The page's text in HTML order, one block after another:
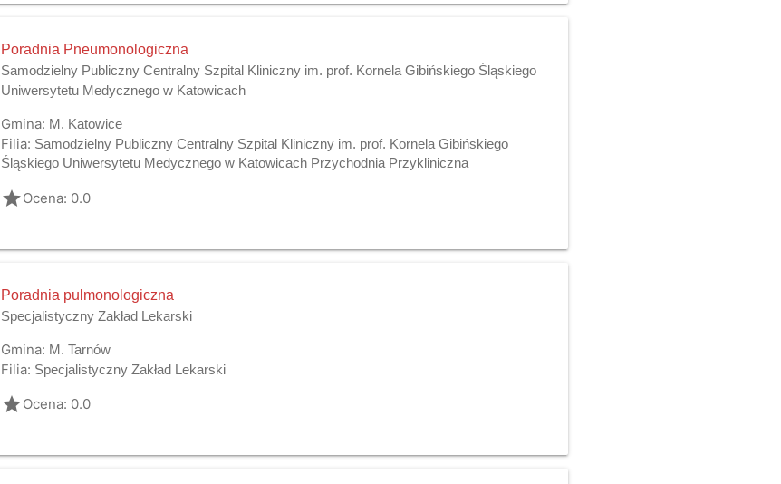
Poradnia Pneumonologiczna
Samodzielny Publiczny Centralny Szpital Kliniczny im. prof. Kornela Gibińskiego Śląskiego
Uniwersytetu Medycznego w Katowicach
Gmina: M. Katowice
Filia: Samodzielny Publiczny Centralny Szpital Kliniczny im. prof. Kornela Gibińskiego
Śląskiego Uniwersytetu Medycznego w Katowicach Przychodnia Przykliniczna
gradeOcena: 0.0
Poradnia pulmonologiczna
Specjalistyczny Zakład Lekarski
Gmina: M. Tarnów
Filia: Specjalistyczny Zakład Lekarski
gradeOcena: 0.0